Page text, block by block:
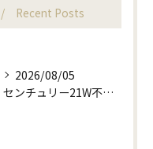
Recent Posts
2026/08/05
センチュリー21W不動産販売と町目線の不動産相談